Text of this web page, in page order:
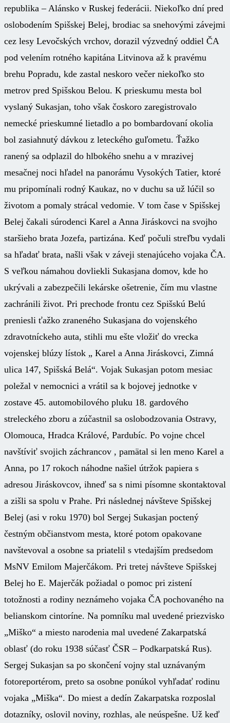
republika – Alánsko v Ruskej federácii. Niekoľko dní pred
oslobodením Spišskej Belej, brodiac sa snehovými závejmi
cez lesy Levočských vrchov, dorazil výzvedný oddiel ČA
pod velením rotného kapitána Litvinova až k pravému
brehu Popradu, kde zastal neskoro večer niekoľko sto
metrov pred Spišskou Belou. K prieskumu mesta bol
vyslaný Sukasjan, toho však čoskoro zaregistrovalo
nemecké prieskumné lietadlo a po bombardovaní okolia
bol zasiahnutý dávkou z leteckého guľometu. Ťažko
ranený sa odplazil do hlbokého snehu a v mrazivej
mesačnej noci hľadel na panorámu Vysokých Tatier, ktoré
mu pripomínali rodný Kaukaz, no v duchu sa už lúčil so
životom a pomaly strácal vedomie. V tom čase v Spišskej
Belej čakali súrodenci Karel a Anna Jiráskovci na svojho
staršieho brata Jozefa, partizána. Keď počuli streľbu vydali
sa hľadať brata, našli však v záveji stenajúceho vojaka ČA.
S veľkou námahou dovliekli Sukasjana domov, kde ho
ukrývali a zabezpečili lekárske ošetrenie, čím mu vlastne
zachránili život. Pri prechode frontu cez Spišskú Belú
preniesli ťažko zraneného Sukasjana do vojenského
zdravotníckeho auta, stihli mu ešte vložiť do vrecka
vojenskej blúzy lístok „ Karel a Anna Jiráskovci, Zimná
ulica 147, Spišská Belá“. Vojak Sukasjan potom mesiac
poležal v nemocnici a vrátil sa k bojovej jednotke v
zostave 45. automobilového pluku 18. gardového
streleckého zboru a zúčastnil sa oslobodzovania Ostravy,
Olomouca, Hradca Králové, Pardubíc. Po vojne chcel
navštíviť svojich záchrancov , pamätal si len meno Karel a
Anna, po 17 rokoch náhodne našiel útržok papiera s
adresou Jiráskovcov, ihneď sa s nimi písomne skontaktoval
a zišli sa spolu v Prahe. Pri následnej návšteve Spišskej
Belej (asi v roku 1970) bol Sergej Sukasjan poctený
čestným občianstvom mesta, ktoré potom opakovane
navštevoval a osobne sa priatelil s vtedajším predsedom
MsNV Emilom Majerčákom. Pri tretej návšteve Spišskej
Belej ho E. Majerčák požiadal o pomoc pri zistení
totožnosti a rodiny neznámeho vojaka ČA pochovaného na
belianskom cintoríne. Na pomníku mal uvedené priezvisko
„Miško“ a miesto narodenia mal uvedené Zakarpatská
oblasť (do roku 1938 súčasť ČSR – Podkarpatská Rus).
Sergej Sukasjan sa po skončení vojny stal uznávaným
fotoreportérom, preto sa osobne ponúkol vyhľadať rodinu
vojaka „Miška“. Do miest a dedín Zakarpatska rozposlal
dotazníky, oslovil noviny, rozhlas, ale neúspešne. Už keď